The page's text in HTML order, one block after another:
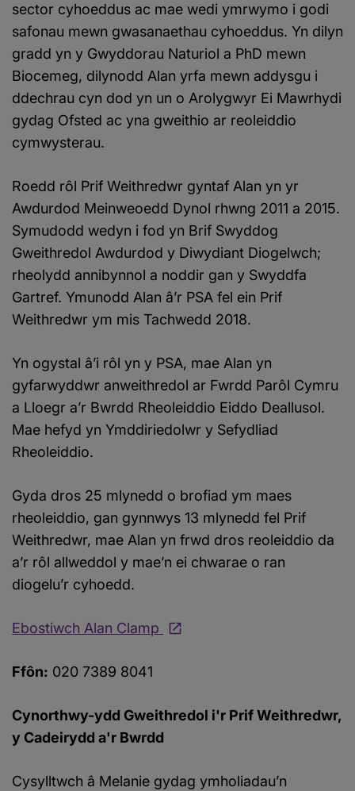
sector cyhoeddus ac mae wedi ymrwymo i godi
safonau mewn gwasanaethau cyhoeddus. Yn dilyn
gradd yn y Gwyddorau Naturiol a PhD mewn
Biocemeg, dilynodd Alan yrfa mewn addysgu i
ddechrau cyn dod yn un o Arolygwyr Ei Mawrhydi
gydag Ofsted ac yna gweithio ar reoleiddio
cymwysterau.
Roedd rôl Prif Weithredwr gyntaf Alan yn yr
Awdurdod Meinweoedd Dynol rhwng 2011 a 2015.
Symudodd wedyn i fod yn Brif Swyddog
Gweithredol Awdurdod y Diwydiant Diogelwch;
rheolydd annibynnol a noddir gan y Swyddfa
Gartref. Ymunodd Alan â’r PSA fel ein Prif
Weithredwr ym mis Tachwedd 2018.
Yn ogystal â’i rôl yn y PSA, mae Alan yn
gyfarwyddwr anweithredol ar Fwrdd Parôl Cymru
a Lloegr a’r Bwrdd Rheoleiddio Eiddo Deallusol.
Mae hefyd yn Ymddiriedolwr y Sefydliad
Rheoleiddio.
Gyda dros 25 mlynedd o brofiad ym maes
rheoleiddio, gan gynnwys 13 mlynedd fel Prif
Weithredwr, mae Alan yn frwd dros reoleiddio da
a’r rôl allweddol y mae’n ei chwarae o ran
diogelu’r cyhoedd.
Ebostiwch Alan Clamp
Ffôn: 020 7389 8041
Cynorthwy-ydd Gweithredol i'r Prif Weithredwr,
y Cadeirydd a'r Bwrdd
Cysylltwch â Melanie gydag ymholiadau’n